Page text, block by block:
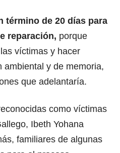
término de 20 días para
reparación, porque
víctimas y hacer
ambiental y de memoria,
que adelantaría.
como víctimas
Ibeth Yohana
familiares de algunas